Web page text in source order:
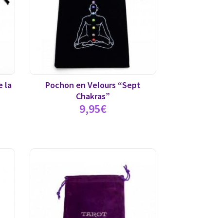
la
Pochon en Velours “Sept
Chakras”
9,95€